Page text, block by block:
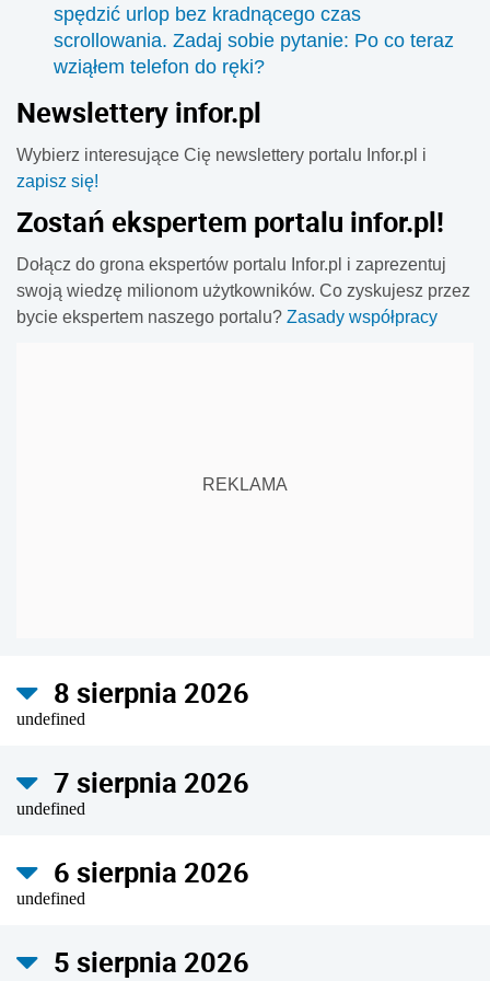
orzekającego potrzebujesz i jak sprawnie przebrnąć przez
urzędową procedurę?
skomponowane posiłki na słodko mogą być sycące,
zdrowe i korzystne dla koncentracji oraz metabolizmu.
Kluczem jest wybór naturalnych składników i unikanie
produktów, które tylko udają zdrowe.
spędzić urlop bez kradnącego czas
scrollowania. Zadaj sobie pytanie: Po co teraz
wziąłem telefon do ręki?
Wyjeżdżamy na urlop, ale razem z ubraniami, kremem z
filtrem i książką pakujemy do walizki także nawyk ciągłego
sprawdzania telefonu. Fizycznie jesteśmy na plaży, w
górach lub nad jeziorem, lecz nasza uwaga nadal krąży
treściami. Jak odpocząć nie tylko od pracy, ale również od
odruchowego sięgania po smartfon?
Newslettery infor.pl
Wybierz interesujące Cię newslettery portalu Infor.pl i
zapisz się!
Zostań ekspertem portalu infor.pl!
Dołącz do grona ekspertów portalu Infor.pl i zaprezentuj
swoją wiedzę milionom użytkowników. Co zyskujesz przez
bycie ekspertem naszego portalu? Zasady współpracy
REKLAMA
8 sierpnia 2026
undefined
7 sierpnia 2026
undefined
6 sierpnia 2026
undefined
5 sierpnia 2026